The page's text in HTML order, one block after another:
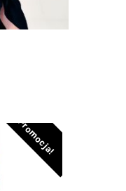
Promocja!